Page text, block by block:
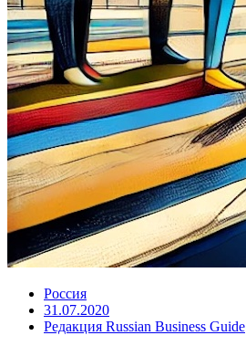
Россия
31.07.2020
Редакция Russian Business Guide